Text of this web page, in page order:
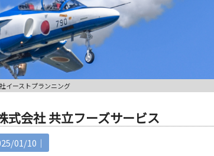
イーストプランニング
式会社 共立フーズサービス
01/10｜